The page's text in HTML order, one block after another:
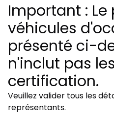
Important : Le
véhicules
présenté ci-
n'inclut pas
certification.
Veuillez valider tous les
représentants.